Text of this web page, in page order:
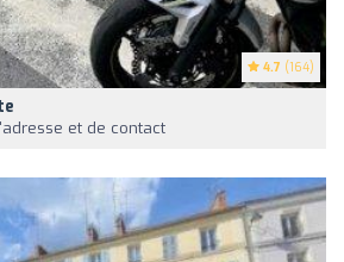
4.7 (164)
et de contact